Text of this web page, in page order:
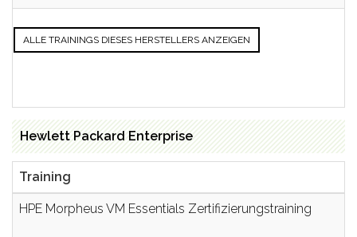
ALLE TRAININGS DIESES HERSTELLERS ANZEIGEN
Hewlett Packard Enterprise
Training
HPE Morpheus VM Essentials Zertifizierungstraining